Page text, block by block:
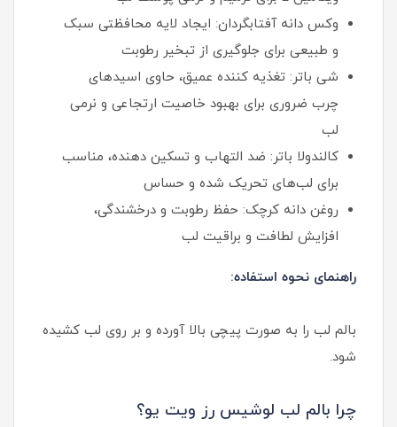
وکس دانه آفتابگردان: ایجاد لایه محافظتی سبک
و طبیعی برای جلوگیری از تبخیر رطوبت
شی باتر: تغذیه‌ کننده عمیق، حاوی اسیدهای
چرب ضروری برای بهبود خاصیت ارتجاعی و نرمی
لب
کالندولا باتر: ضد التهاب و تسکین‌ دهنده، مناسب
برای لب‌های تحریک شده و حساس
روغن دانه کرچک: حفظ رطوبت و درخشندگی،
افزایش لطافت و براقیت لب
راهنمای نحوه استفاده:
بالم لب را به صورت پیچی بالا آورده و بر روی لب کشیده
شود.
چرا بالم لب لوشیس رز ویت یو؟